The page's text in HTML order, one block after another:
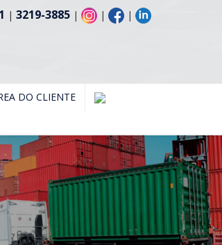
| 3219-3885 | | |
DO CLIENTE